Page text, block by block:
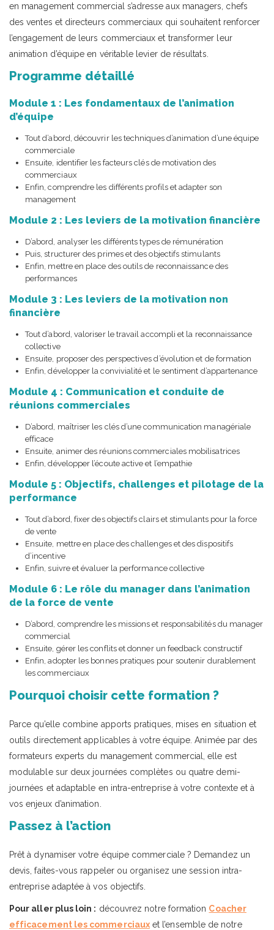
en management commercial s’adresse aux managers, chefs
des ventes et directeurs commerciaux qui souhaitent renforcer
l’engagement de leurs commerciaux et transformer leur
animation d’équipe en véritable levier de résultats.
Programme détaillé
Module 1 : Les fondamentaux de l’animation
d’équipe
Tout d’abord, découvrir les techniques d’animation d’une équipe
commerciale
Ensuite, identifier les facteurs clés de motivation des
commerciaux
Enfin, comprendre les différents profils et adapter son
management
Module 2 : Les leviers de la motivation financière
D’abord, analyser les différents types de rémunération
Puis, structurer des primes et des objectifs stimulants
Enfin, mettre en place des outils de reconnaissance des
performances
Module 3 : Les leviers de la motivation non
financière
Tout d’abord, valoriser le travail accompli et la reconnaissance
collective
Ensuite, proposer des perspectives d’évolution et de formation
Enfin, développer la convivialité et le sentiment d’appartenance
Module 4 : Communication et conduite de
réunions commerciales
D’abord, maîtriser les clés d’une communication managériale
efficace
Ensuite, animer des réunions commerciales mobilisatrices
Enfin, développer l’écoute active et l’empathie
Module 5 : Objectifs, challenges et pilotage de la
performance
Tout d’abord, fixer des objectifs clairs et stimulants pour la force
de vente
Ensuite, mettre en place des challenges et des dispositifs
d’incentive
Enfin, suivre et évaluer la performance collective
Module 6 : Le rôle du manager dans l’animation
de la force de vente
D’abord, comprendre les missions et responsabilités du manager
commercial
Ensuite, gérer les conflits et donner un feedback constructif
Enfin, adopter les bonnes pratiques pour soutenir durablement
les commerciaux
Pourquoi choisir cette formation ?
Parce qu’elle combine apports pratiques, mises en situation et
outils directement applicables à votre équipe. Animée par des
formateurs experts du management commercial, elle est
modulable sur deux journées complètes ou quatre demi-
journées et adaptable en intra-entreprise à votre contexte et à
vos enjeux d’animation.
Passez à l’action
Prêt à dynamiser votre équipe commerciale ? Demandez un
devis, faites-vous rappeler ou organisez une session intra-
entreprise adaptée à vos objectifs.
Pour aller plus loin : découvrez notre formation Coacher
efficacement les commerciauxet l’ensemble de notre